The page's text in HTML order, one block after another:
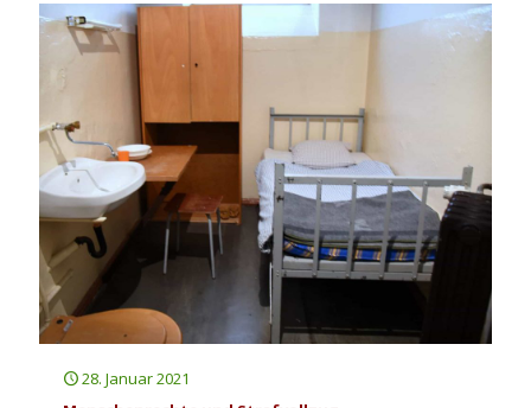
28. Januar 2021